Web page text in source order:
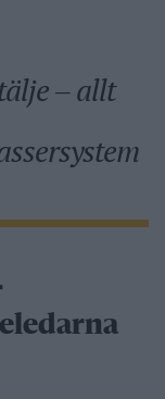
– allt